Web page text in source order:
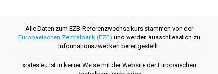
Alle Daten zum EZB-Referenzwechselkurs stammen von der
Europaeischen Zentralbank (EZB) und werden ausschliesslich zu
Informationszwecken bereitgestellt.
xrates.eu ist in keiner Weise mit der Website der Europäischen